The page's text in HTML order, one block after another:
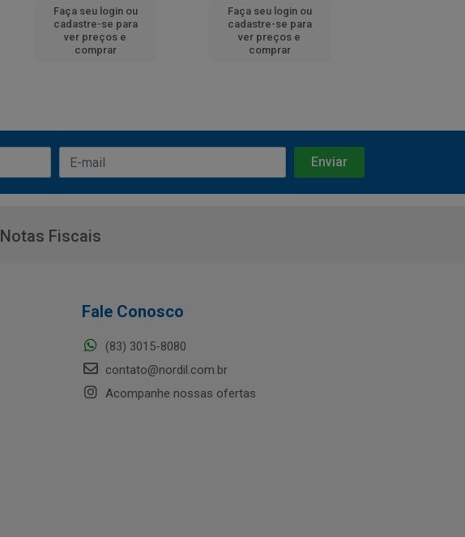
Faça seu login ou
cadastre-se para
ver preços e
comprar
Faça seu login ou
cadastre-se para
ver preços e
comprar
Notas Fiscais
Fale Conosco
(83) 3015-8080
contato@nordil.com.br
Acompanhe nossas ofertas